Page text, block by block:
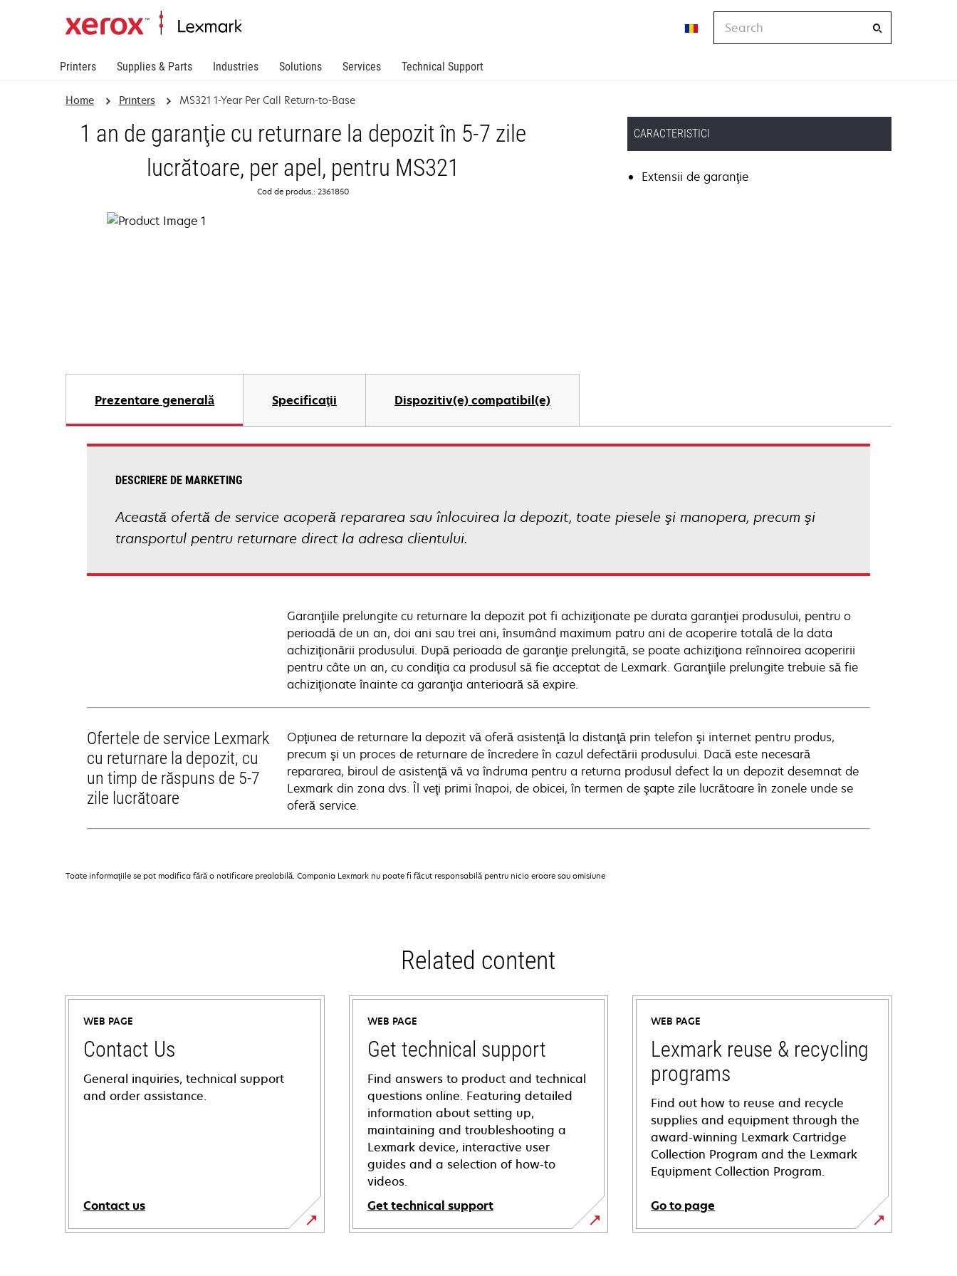
Printers Supplies & Parts Industries Solutions Services Technical Support
Home Printers MS321 1-Year Per Call Return-to-Base
1 an de garanţie cu returnare la depozit în 5-7 zile
lucrătoare, per apel, pentru MS321
Cod de produs.: 2361850
CARACTERISTICI
Extensii de garanţie
Prezentare generală Specificaţii Dispozitiv(e) compatibil(e)
DESCRIERE DE MARKETING
Această ofertă de service acoperă repararea sau înlocuirea la depozit, toate piesele şi manopera, precum şi
transportul pentru returnare direct la adresa clientului.
Garanţiile prelungite cu returnare la depozit pot fi achiziţionate pe durata garanţiei produsului, pentru o
perioadă de un an, doi ani sau trei ani, însumând maximum patru ani de acoperire totală de la data
achiziţionării produsului. După perioada de garanţie prelungită, se poate achiziţiona reînnoirea acoperirii
pentru câte un an, cu condiţia ca produsul să fie acceptat de Lexmark. Garanţiile prelungite trebuie să fie
achiziţionate înainte ca garanţia anterioară să expire.
Ofertele de service Lexmark
cu returnare la depozit, cu
un timp de răspuns de 5-7
zile lucrătoare
Opţiunea de returnare la depozit vă oferă asistenţă la distanţă prin telefon şi internet pentru produs,
precum şi un proces de returnare de încredere în cazul defectării produsului. Dacă este necesară
repararea, biroul de asistenţă vă va îndruma pentru a returna produsul defect la un depozit desemnat de
Lexmark din zona dvs. Îl veţi primi înapoi, de obicei, în termen de şapte zile lucrătoare în zonele unde se
oferă service.
Toate informaţiile se pot modifica fără o notificare prealabilă. Compania Lexmark nu poate fi făcut responsabilă pentru nicio eroare sau omisiune
Related content
WEB PAGE
Contact Us
General inquiries, technical support
and order assistance.
Contact us
WEB PAGE
Get technical support
Find answers to product and technical
questions online. Featuring detailed
information about setting up,
maintaining and troubleshooting a
Lexmark device, interactive user
guides and a selection of how-to
videos.
Get technical support
opens
WEB PAGE
Lexmark reuse & recycling
programs
Find out how to reuse and recycle
supplies and equipment through the
award-winning Lexmark Cartridge
Collection Program and the Lexmark
Equipment Collection Program.
Go to page